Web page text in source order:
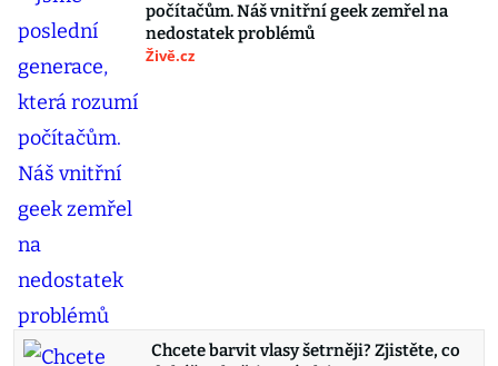
počítačům. Náš vnitřní geek zemřel na
nedostatek problémů
Živě.cz
Chcete barvit vlasy šetrněji? Zjistěte, co